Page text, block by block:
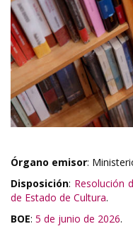
Órgano emisor:
Disposición: Resolución
de Estado de Cultura.
BOE: 5 de junio de 2026.